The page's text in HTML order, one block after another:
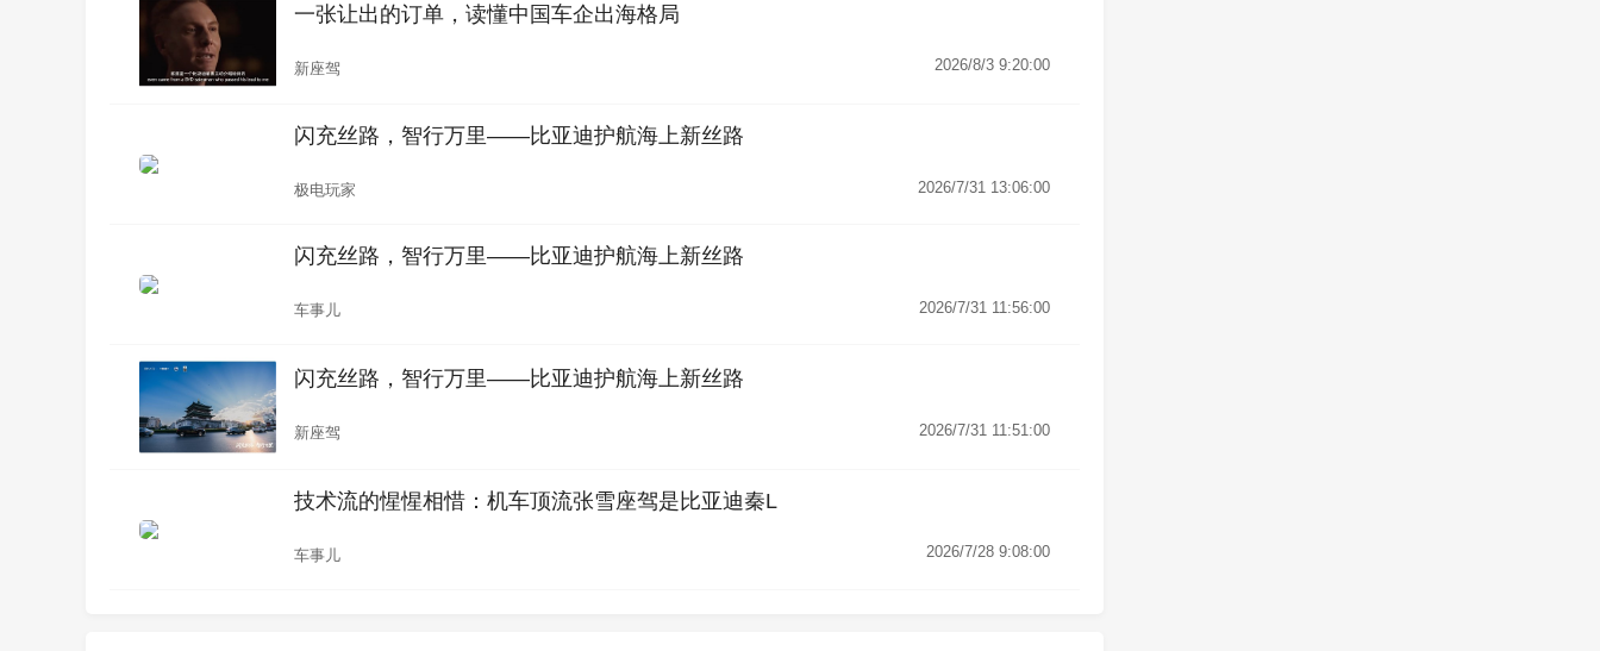
一张让出的订单，读懂中国车企出海格局
新座驾 2026/8/3 9:20:00
闪充丝路，智行万里——比亚迪护航海上新丝路
极电玩家 2026/7/31 13:06:00
闪充丝路，智行万里——比亚迪护航海上新丝路
车事儿 2026/7/31 11:56:00
闪充丝路，智行万里——比亚迪护航海上新丝路
新座驾 2026/7/31 11:51:00
技术流的惺惺相惜：机车顶流张雪座驾是比亚迪秦L
车事儿 2026/7/28 9:08:00